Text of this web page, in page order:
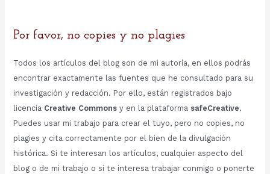
Por favor, no copies y no plagies
Todos los artículos del blog son de mi autoría, en ellos podrás
encontrar exactamente las fuentes que he consultado para su
investigación y redacción. Por ello, están registrados bajo
licencia Creative Commonsy en la plataforma safeCreative.
Puedes usar mi trabajo para crear el tuyo, pero no copies, no
plagies y cita correctamente por el bien de la divulgación
histórica. Si te interesan los artículos, cualquier aspecto del
blog o de mi trabajo o si te interesa trabajar conmigo o ponerte